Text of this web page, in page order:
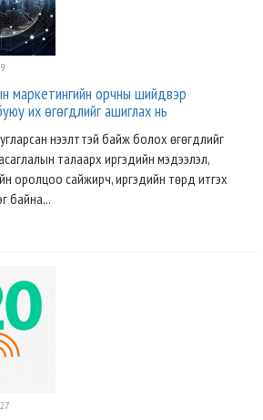
маркетингийн орчны шийдвэр
их өгөгдлийг ашиглах нь
нээлттэй байж болох өгөгдлийг
талаарх иргэдийн мэдээлэл,
оролцоо сайжирч, иргэдийн төрд итгэх
байна...